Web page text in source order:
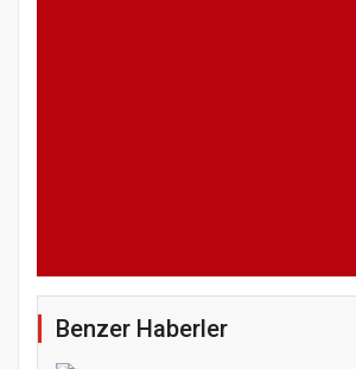
Benzer Haberler